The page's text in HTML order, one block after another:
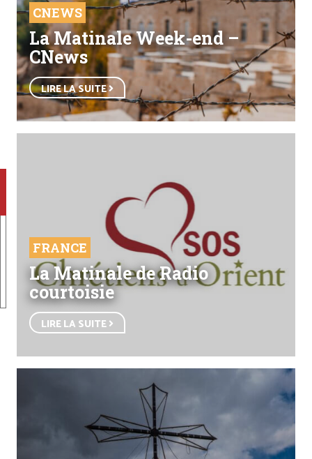
CNEWS
La Matinale Week-end –
CNews
LIRE LA SUITE
FRANCE
La Matinale de Radio
courtoisie
LIRE LA SUITE